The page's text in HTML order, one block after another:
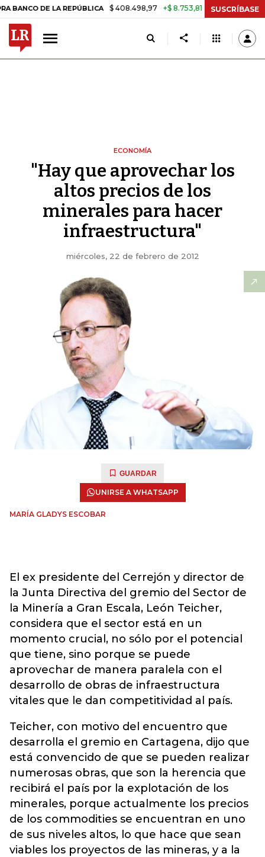
DE LA REPÚBLICA $ 408.498,97 +$ 8.753,81 +2,19% TASA DE
SUSCRÍBASE
ECONOMÍA
"Hay que aprovechar los
altos precios de los
minerales para hacer
infraestructura"
miércoles, 22 de febrero de 2012
GUARDAR
UNIRSE A WHATSAPP
MARÍA GLADYS ESCOBAR
El ex presidente del Cerrejón y director de
la Junta Directiva del gremio del Sector de
la Minería a Gran Escala, León Teicher,
considera que el sector está en un
momento crucial, no sólo por el potencial
que tiene, sino porque se puede
aprovechar de manera paralela con el
desarrollo de obras de infraestructura
vitales que le dan competitividad al país.
Teicher, con motivo del encuentro que
desarrolla el gremio en Cartagena, dijo que
está convencido de que se pueden realizar
numerosas obras, que son la herencia que
recibirá el país por la explotación de los
minerales, porque actualmente los precios
de los commodities se encuentran en uno
de sus niveles altos, lo que hace que sean
viables los proyectos de las mineras, y a la